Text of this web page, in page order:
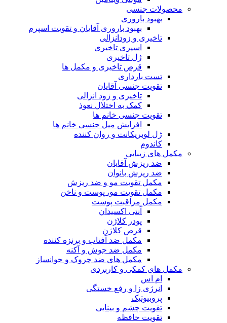
محصولات جنسی
بهبود باروری
بهبود باروری آقایان و تقویت اسپرم
تاخیری و زودانزالی
اسپری تاخیری
ژل تاخیری
قرص تاخیری و مکمل ها
تست بارداری
تقویت جنسی آقایان
تاخیری و زود انزالی
کمک به اختلال نعوذ
تقویت جنسی خانم ها
افزایش میل جنسی خانم ها
ژل لوبریکانت و روان کننده
کاندوم
مکمل های زیبایی
ضد ریزش آقایان
ضد ریزش بانوان
مکمل تقویت مو و ضد ریزش
مکمل تقویت مو، پوست و ناخن
مکمل مراقبت پوست
آنتی اکسیدان
پودر کلاژن
قرص کلاژن
مکمل ضد آفتاب و برنزه کننده
مکمل ضد جوش و آکنه
مکمل های ضد چروک و جوانساز
مکمل های کمکی و کاربردی
ام اس
انرژی زا و رفع خستگی
پروبیوتیک
تقویت چشم و بینایی
تقویت حافظه